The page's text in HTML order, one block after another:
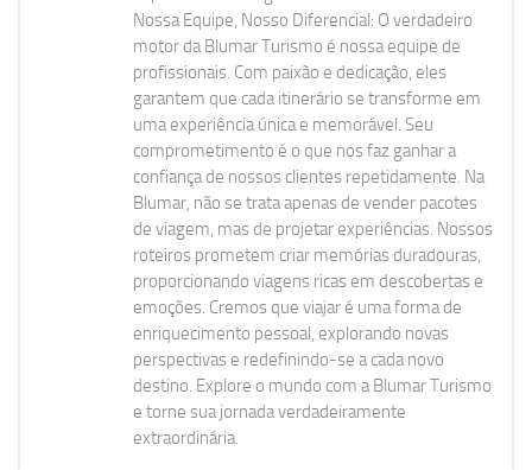
Nossa Equipe, Nosso Diferencial: O verdadeiro
motor da Blumar Turismo é nossa equipe de
profissionais. Com paixão e dedicação, eles
garantem que cada itinerário se transforme em
uma experiência única e memorável. Seu
comprometimento é o que nos faz ganhar a
confiança de nossos clientes repetidamente. Na
Blumar, não se trata apenas de vender pacotes
de viagem, mas de projetar experiências. Nossos
roteiros prometem criar memórias duradouras,
proporcionando viagens ricas em descobertas e
emoções. Cremos que viajar é uma forma de
enriquecimento pessoal, explorando novas
perspectivas e redefinindo-se a cada novo
destino. Explore o mundo com a Blumar Turismo
e torne sua jornada verdadeiramente
extraordinária.